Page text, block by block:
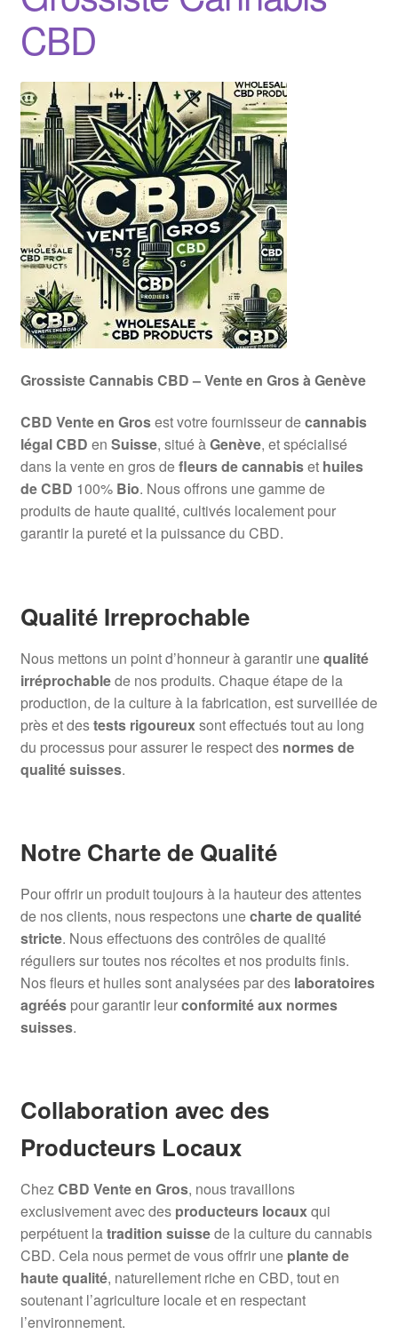
CBD
Grossiste Cannabis CBD – Vente en Gros à Genève
CBD Vente en Grosest votre fournisseur decannabis
légal CBD en Suisse, situé àGenève, et spécialisé
dans la vente en gros defleurs de cannabiset huiles
de CBD 100% Bio. Nous offrons une gamme de
produits de haute qualité, cultivés localement pour
garantir la pureté et la puissance du CBD.
Qualité Irreprochable
Nous mettons un point d’honneur à garantir unequalité
irréprochablede nos produits. Chaque étape de la
production, de la culture à la fabrication, est surveillée de
près et destests rigoureuxsont effectués tout au long
du processus pour assurer le respect des normes de
qualité suisses.
Notre Charte de Qualité
Pour offrir un produit toujours à la hauteur des attentes
de nos clients, nous respectons unecharte de qualité
stricte. Nous effectuons des contrôles de qualité
réguliers sur toutes nos récoltes et nos produits finis.
Nos fleurs et huiles sont analysées par des laboratoires
agrééspour garantir leurconformité aux normes
suisses.
Collaboration avec des
Producteurs Locaux
ChezCBD Vente en Gros, nous travaillons
exclusivement avec des producteurs locauxqui
perpétuent latradition suissede la culture du cannabis
CBD. Cela nous permet de vous offrir une plante de
haute qualité, naturellement riche en CBD, tout en
soutenant l’agriculture locale et en respectant
l’environnement.